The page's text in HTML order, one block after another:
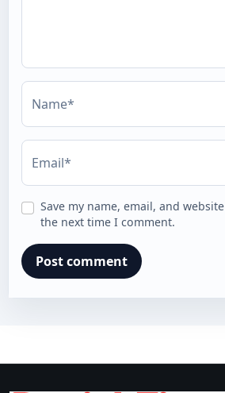
Name*
Email*
Save my name, email, and
the next time I comment.